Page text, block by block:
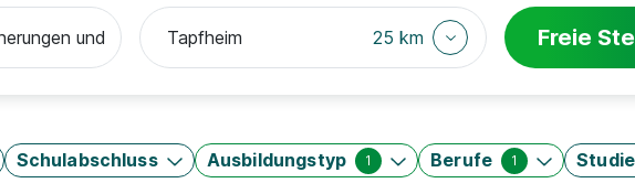
25 km Freie
Schulabschluss Ausbildungstyp 1 Berufe 1